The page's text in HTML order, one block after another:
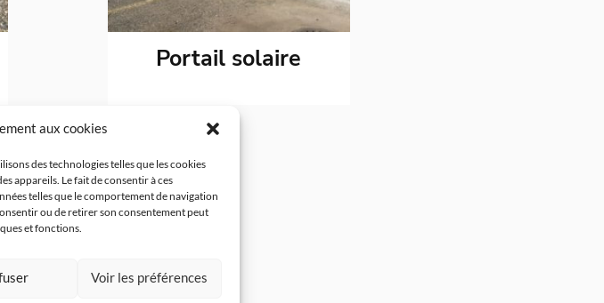
aux cookies
des technologies telles que les cookies
appareils. Le fait de consentir à ces
telles que le comportement de navigation
ou de retirer son consentement peut
et fonctions.
Voir les préférences
Portail solaire